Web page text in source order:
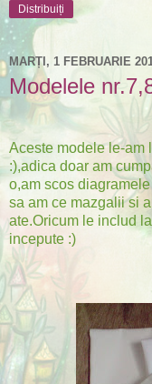
Distribuiți
MARȚI, 1 FEBRUARIE
Modelele
Aceste modele le-am
:),adica doar am
o,am scos
sa am ce mazgalii si
ate.Oricum le includ
incepute :)